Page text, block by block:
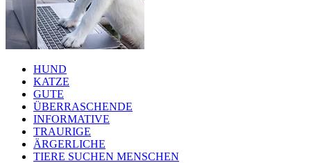
HUND
KATZE
GUTE
ÜBERRASCHENDE
INFORMATIVE
TRAURIGE
ÄRGERLICHE
TIERE SUCHEN MENSCHEN